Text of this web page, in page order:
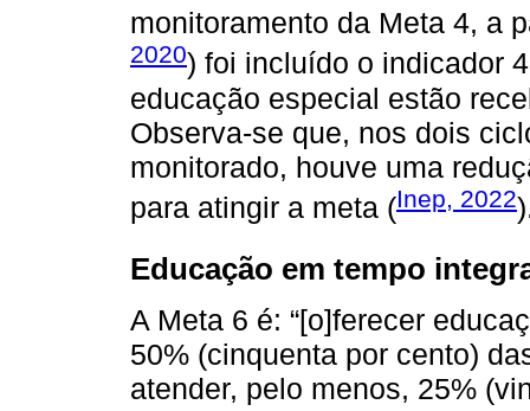
monitoramento da Meta 4, a
2020) foi incluído o indicador
educação especial estão
Observa-se que, nos dois
monitorado, houve uma
para atingir a meta (Inep, 2022
Educação em tempo
A Meta 6 é: “[o]ferecer
50% (cinquenta por cento)
atender, pelo menos, 25%